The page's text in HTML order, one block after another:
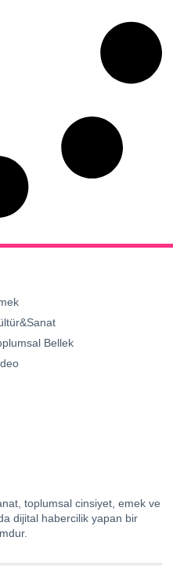
Bellek
toplumsal cinsiyet, emek ve
dijital habercilik yapan bir